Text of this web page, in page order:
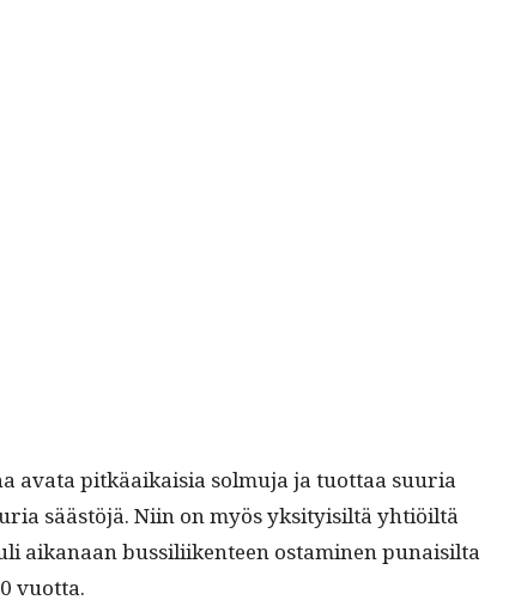
ava­ta pitkäaikaisia sol­mu­ja ja tuot­taa suuria
säästöjä. Niin on myös yksi­ty­isiltä yhtiöiltä
aikanaan bus­sili­iken­teen ost­a­mi­nen punaisil­ta
vuotta.